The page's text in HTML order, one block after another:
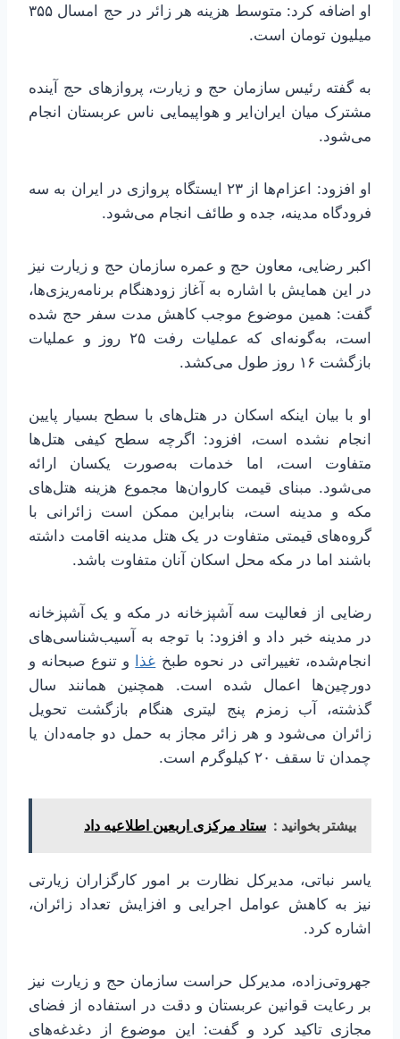
او اضافه کرد: متوسط هزینه هر زائر در حج امسال ۳۵۵
میلیون تومان است.
به گفته رئیس سازمان حج و زیارت، پروازهای حج آینده
مشترک میان ایران‌ایر و هواپیمایی ناس عربستان انجام
می‌شود.
او افزود: اعزام‌ها از ۲۳ ایستگاه پروازی در ایران به سه
فرودگاه مدینه، جده و طائف انجام می‌شود.
اکبر رضایی، معاون حج و عمره سازمان حج و زیارت نیز
در این همایش با اشاره به آغاز زودهنگام برنامه‌ریزی‌ها،
گفت: همین موضوع موجب کاهش مدت سفر حج شده
است، به‌گونه‌ای که عملیات رفت ۲۵ روز و عملیات
بازگشت ۱۶ روز طول می‌کشد.
او با بیان اینکه اسکان در هتل‌های با سطح بسیار پایین
انجام نشده است، افزود: اگرچه سطح کیفی هتل‌ها
متفاوت است، اما خدمات به‌صورت یکسان ارائه
می‌شود. مبنای قیمت کاروان‌ها مجموع هزینه هتل‌های
مکه و مدینه است، بنابراین ممکن است زائرانی با
گروه‌های قیمتی متفاوت در یک هتل مدینه اقامت داشته
باشند اما در مکه محل اسکان آنان متفاوت باشد.
رضایی از فعالیت سه آشپزخانه در مکه و یک آشپزخانه
در مدینه خبر داد و افزود: با توجه به آسیب‌شناسی‌های
انجام‌شده، تغییراتی در نحوه طبخ غذا و تنوع صبحانه و
دورچین‌ها اعمال شده است. همچنین همانند سال
گذشته، آب زمزم پنج لیتری هنگام بازگشت تحویل
زائران می‌شود و هر زائر مجاز به حمل دو جامه‌دان یا
چمدان تا سقف ۲۰ کیلوگرم است.
بیشتر بخوانید : ستاد مرکزی اربعین اطلاعیه داد
یاسر نباتی، مدیرکل نظارت بر امور کارگزاران زیارتی
نیز به کاهش عوامل اجرایی و افزایش تعداد زائران،
اشاره کرد.
جهروتی‌زاده، مدیرکل حراست سازمان حج و زیارت نیز
بر رعایت قوانین عربستان و دقت در استفاده از فضای
مجازی تاکید کرد و گفت: این موضوع از دغدغه‌های